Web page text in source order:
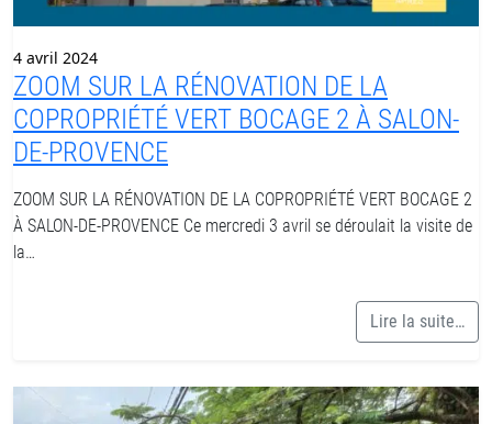
4 avril 2024
ZOOM SUR LA RÉNOVATION DE LA
COPROPRIÉTÉ VERT BOCAGE 2 À SALON-
DE-PROVENCE
ZOOM SUR LA RÉNOVATION DE LA COPROPRIÉTÉ VERT BOCAGE 2
À SALON-DE-PROVENCE Ce mercredi 3 avril se déroulait la visite de
la…
Lire la suite…